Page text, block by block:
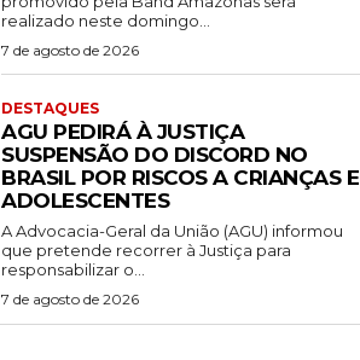
realizado neste domingo...
7 de agosto de 2026
DESTAQUES
AGU PEDIRÁ À JUSTIÇA
SUSPENSÃO DO DISCORD NO
BRASIL POR RISCOS A CRIANÇAS E
ADOLESCENTES
A Advocacia-Geral da União (AGU) informou
que pretende recorrer à Justiça para
responsabilizar o...
7 de agosto de 2026